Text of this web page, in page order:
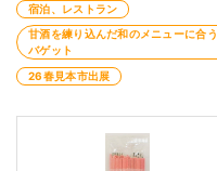
宿泊、レストラン
甘酒を練り込んだ和のメニューに合う
バゲット
26春見本市出展